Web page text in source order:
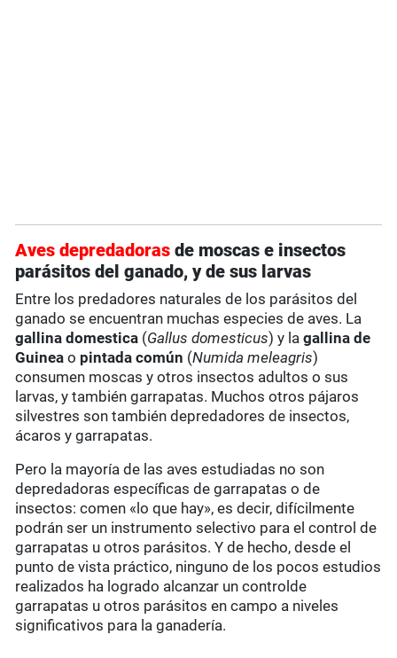
Aves depredadoras de moscas e insectos
parásitos del ganado, y de sus larvas
Entre los predadores naturales de los parásitos del
ganado se encuentran muchas especies de aves. La
gallina domestica (Gallus domesticus) y lagallina de
Guinea o pintada común (Numida meleagris)
consumen moscas y otros insectos adultos o sus
larvas, y también garrapatas. Muchos otros pájaros
silvestres son también depredadores de insectos,
ácaros y garrapatas.
Pero la mayoría de las aves estudiadas no son
depredadoras específicas de garrapatas o de
insectos: comen «lo que hay», es decir, difícilmente
podrán ser un instrumento selectivo para el control de
garrapatas u otros parásitos. Y de hecho, desde el
punto de vista práctico, ninguno de los pocos estudios
realizados ha logrado alcanzar un controlde
garrapatas u otros parásitos en campo a niveles
significativos para la ganadería.